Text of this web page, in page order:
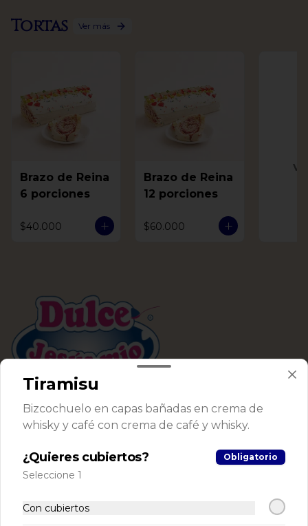
Tortas Ver más
Brazo de Reina
6 porciones
$40.000
Brazo de Reina
12 porciones
$60.000
Conócenos
Términos y condiciones
Política de privacidad
Redes sociales
Tiramisu
Bizcochuelo en capas bañadas en crema de
whisky y café con crema de café y whisky.
¿Quieres cubiertos? Obligatorio
Seleccione 1
Con cubiertos